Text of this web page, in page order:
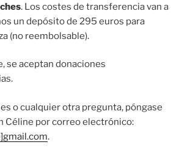
. Los costes de transferencia van a
un depósito de 295 euros para
(no reembolsable).
se aceptan donaciones
o cualquier otra pregunta, póngase
Céline por correo electrónico:
.